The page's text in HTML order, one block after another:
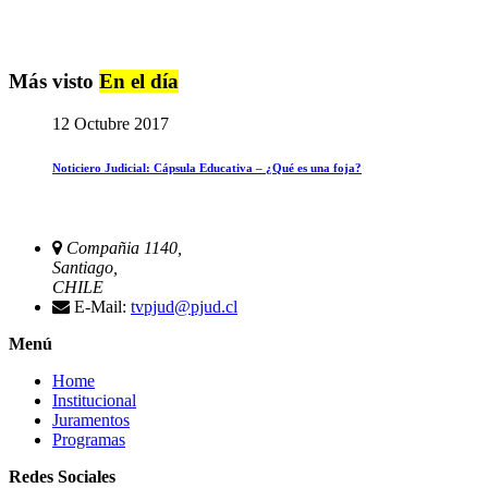
Más visto En el día
12 Octubre 2017
Noticiero Judicial: Cápsula Educativa – ¿Qué es una foja?
Compañia 1140,
Santiago,
CHILE
E-Mail: tvpjud@pjud.cl
Menú
Home
Institucional
Juramentos
Programas
Redes Sociales